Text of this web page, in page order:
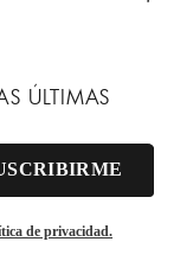
ÚLTIMAS
de privacidad.